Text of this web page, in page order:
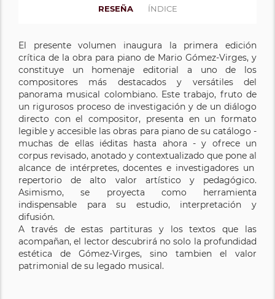
RESEÑA ÍNDICE
El presente volumen inaugura la primera edición
crítica de la obra para piano de Mario Gómez-Virges, y
constituye un homenaje editorial a uno de los
compositores más destacados y versátiles del
panorama musical colombiano. Este trabajo, fruto de
un rigurosos proceso de investigación y de un diálogo
directo con el compositor, presenta en un formato
legible y accesible las obras para piano de su catálogo -
muchas de ellas iéditas hasta ahora - y ofrece un
corpus revisado, anotado y contextualizado que pone al
alcance de intérpretes, docentes e investigadores un
repertorio de alto valor artístico y pedagógico.
Asimismo, se proyecta como herramienta
indispensable para su estudio, interpretación y
difusión.
A través de estas partituras y los textos que las
acompañan, el lector descubrirá no solo la profundidad
estética de Gómez-Virges, sino tambien el valor
patrimonial de su legado musical.